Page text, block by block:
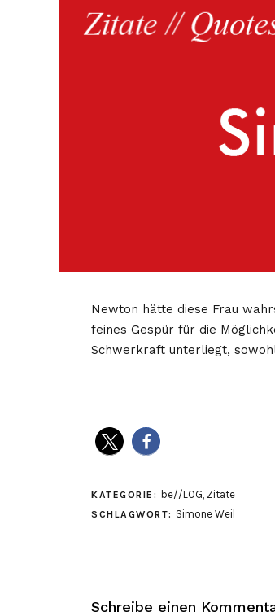
Newton hätte diese Frau
feines Gespür für die
Schwerkraft unterliegt,
KATEGORIE: be//LOG Zitate
SCHLAGWORT: Simone Weil
Schreibe einen